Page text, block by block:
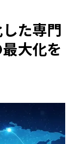
た専門
大化を